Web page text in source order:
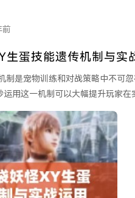
前
生蛋技能遗传机制与实
制是宠物训练和对战策略中不可
用这一机制可以大幅提升玩家